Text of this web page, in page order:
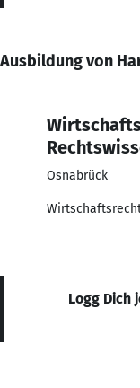
Ausbildung von
Osnabrück
Logg Dich